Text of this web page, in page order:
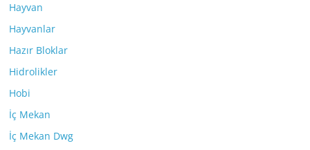
Hayvan
Hayvanlar
Hazır Bloklar
Hidrolikler
Hobi
İç Mekan
İç Mekan Dwg